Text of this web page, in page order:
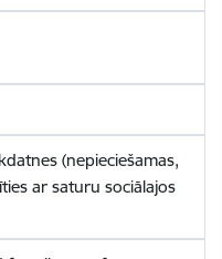
(nepieciešamas,
ar saturu sociālajos